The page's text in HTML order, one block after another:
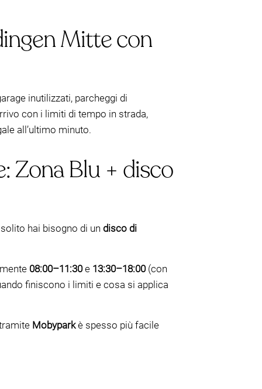
Mitte con
inutilizzati, parcheggi di
con i limiti di tempo in strada,
all’ultimo minuto.
Zona Blu + disco
hai bisogno di un disco di
08:00–11:30e 13:30–18:00(con
finiscono i limiti e cosa si applica
Mobyparkè spesso più facile